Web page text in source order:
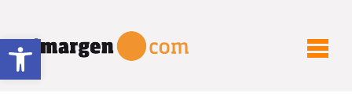
Abrir barra de herramientas